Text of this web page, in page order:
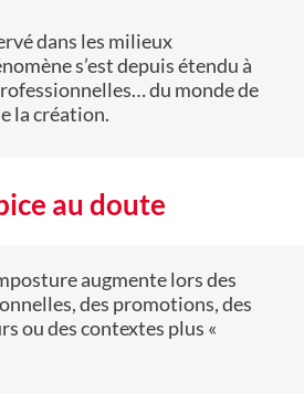
dans les milieux
s’est depuis étendu à
du monde de
la création.
au doute
augmente lors des
des promotions, des
ou des contextes plus «